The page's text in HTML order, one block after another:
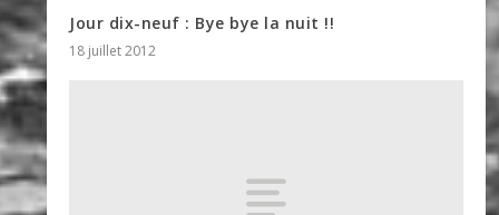
Jour dix-neuf : Bye bye la nuit !!
18 juillet 2012